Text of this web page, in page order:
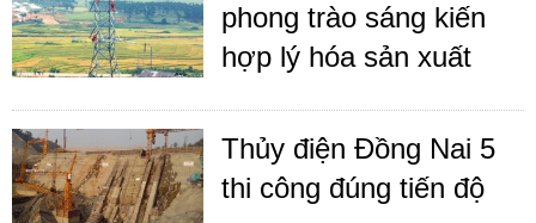
phong trào sáng kiến
hợp lý hóa sản xuất
Thủy điện Đồng Nai 5
thi công đúng tiến độ